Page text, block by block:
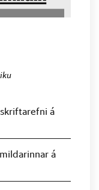
á
á